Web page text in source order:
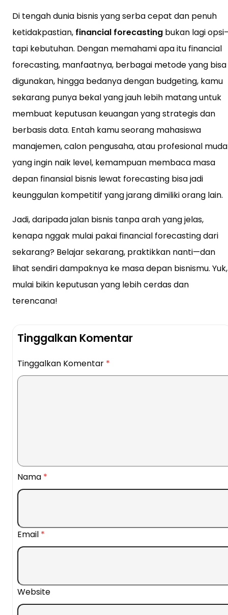
Di tengah dunia bisnis yang serba cepat dan penuh
ketidakpastian, financial forecasting bukan lagi
tapi kebutuhan. Dengan memahami apa itu financial
forecasting, manfaatnya, berbagai metode yang bisa
digunakan, hingga bedanya dengan budgeting, kamu
sekarang punya bekal yang jauh lebih matang untuk
membuat keputusan keuangan yang strategis dan
berbasis data. Entah kamu seorang mahasiswa
manajemen, calon pengusaha, atau profesional muda
yang ingin naik level, kemampuan membaca masa
depan finansial bisnis lewat forecasting bisa jadi
keunggulan kompetitif yang jarang dimiliki orang lain.
Jadi, daripada jalan bisnis tanpa arah yang jelas,
kenapa nggak mulai pakai financial forecasting dari
sekarang? Belajar sekarang, praktikkan nanti—dan
lihat sendiri dampaknya ke masa depan bisnismu. Yuk,
mulai bikin keputusan yang lebih cerdas dan
terencana!
Tinggalkan Komentar
Tinggalkan Komentar *
Nama *
Email *
Website